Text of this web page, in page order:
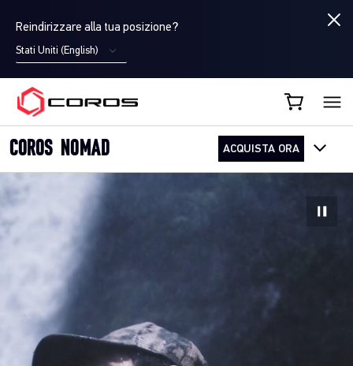
Reindirizzare alla tua posizione?
Stati Uniti (English)
COROS IT
COROS NOMAD ACQUISTA ORA